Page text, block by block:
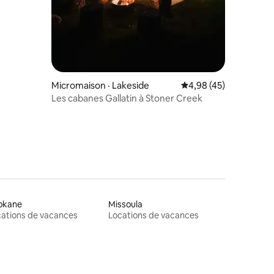
Micromaison · Lakeside Note moyenne de
4,98 (45)
Les cabanes Gallatin à Stoner Creek
de vacances
Missoula
Locations de vacances